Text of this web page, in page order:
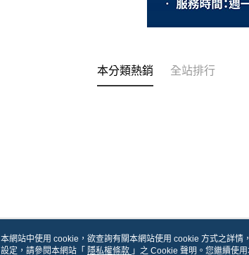
本分類熱銷 全站排行
關於我們
本網站中使用 cookie，欲查詢有關本網站使用 cookie 方式之詳
設定，請參閱本網站「 隱私權條款 」之 Cookie 聲明。您繼續使